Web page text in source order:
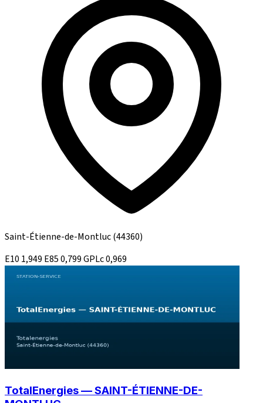
Saint-Étienne-de-Montluc(44360)
E10 1,949 E850,799GPLc0,969
TotalEnergies — SAINT-ÉTIENNE-DE-